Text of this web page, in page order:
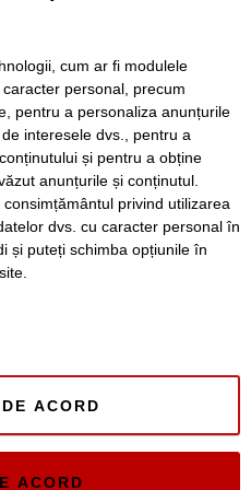
astăzi, 29 iulie
în Timișoara?
Înainte
Cookie-urilor
cum ar fi modulele
personal, precum
pentru a personaliza anunțurile
interesele dvs., pentru a
și pentru a obține
anunțurile și conținutul.
privind utilizarea
dvs. cu caracter personal în
și puteți schimba opțiunile în
ACORD
ACORD